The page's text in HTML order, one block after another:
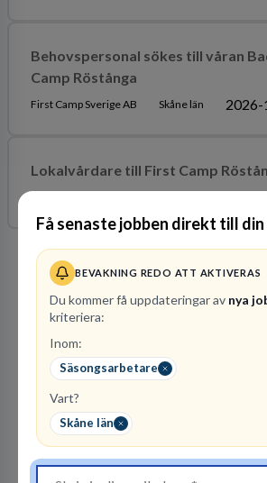
Få senaste jobben direkt till
BEVAKNING REDO ATT AKTIVERAS
Du kommer få uppdateringar av nya
kriteriera:
Inom:
Säsongsarbetare
Vart?
Skåne län
Behovspersonal sökes till våran
Camp Röstånga
First Camp Sverige AB Skåne län
Lokalvårdare till First Camp
First Camp Sverige AB 2026-
Arbetsgivare i
Kommuninvest